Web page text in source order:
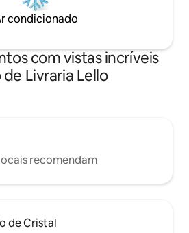
condicionado
com vistas incríveis
Livraria Lello
recomendam
de Cristal